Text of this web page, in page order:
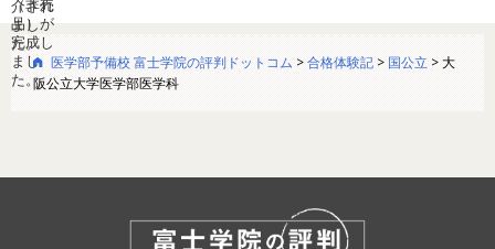
医学部予備校 富士学院の評判ドットコム >合格体験記 > 国公立 >大
阪公立大学医学部医学科